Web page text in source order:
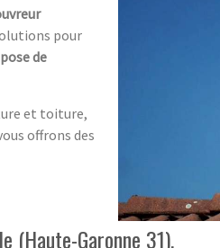
pour
pose de
et toiture,
offrons des
(Haute-Garonne 31).